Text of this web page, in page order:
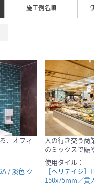
施工例名順
、オフィ
/ 淡色 ク
人の行き交う商
のミックスで賑
使用タイル：
［ヘリテイジ］
150x75mm／貫